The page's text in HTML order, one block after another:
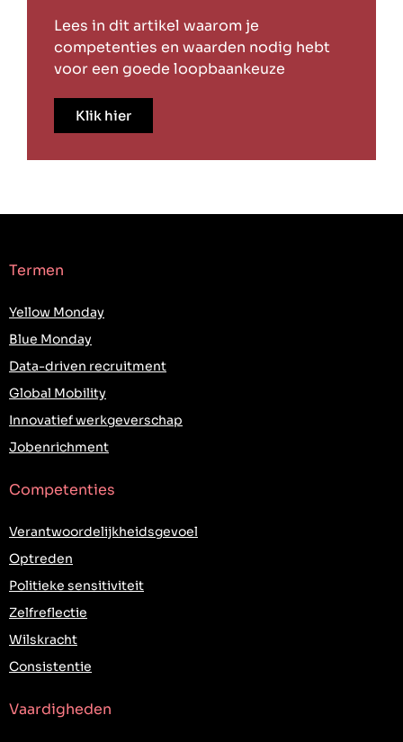
Lees in dit artikel waarom je
competenties en waarden nodig hebt
voor een goede loopbaankeuze
Klik hier
Termen
Yellow Monday
Blue Monday
Data-driven recruitment
Global Mobility
Innovatief werkgeverschap
Jobenrichment
Competenties
Verantwoordelijkheidsgevoel
Optreden
Politieke sensitiviteit
Zelfreflectie
Wilskracht
Consistentie
Vaardigheden